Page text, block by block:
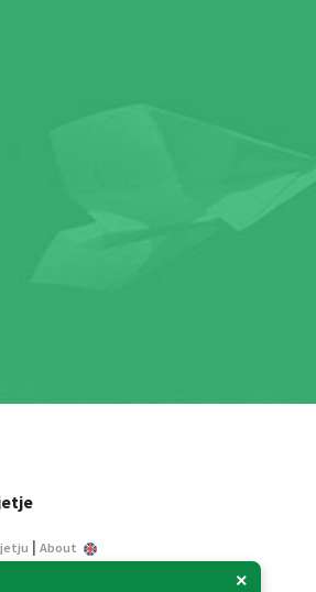
×
| About